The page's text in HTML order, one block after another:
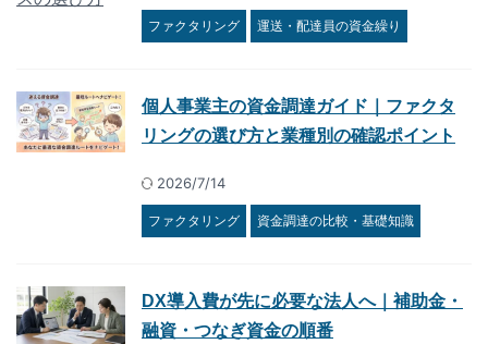
ファクタリング 運送・配達員の資金繰り
個人事業主の資金調達ガイド｜ファクタ
リングの選び方と業種別の確認ポイント
2026/7/14
ファクタリング 資金調達の比較・基礎知識
DX導入費が先に必要な法人へ｜補助金・
融資・つなぎ資金の順番